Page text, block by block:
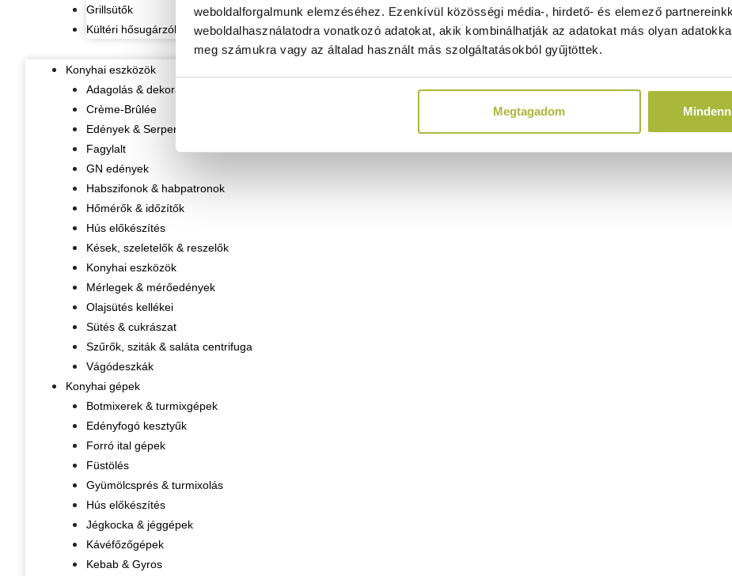
weboldalforgalmunk elemzéséhez. Ezenkívül közösségi média-, hirdető- és elemező
weboldalhasználatodra vonatkozó adatokat, akik kombinálhatják az adatokat más olyan
meg számukra vagy az általad használt más szolgáltatásokból gyűjtöttek.
Megtagadom
Grillsütők
Kültéri hősugárzók
Konyhai eszközök
Adagolás & dekorálás
Crème-Brûlée
Edények & Serpenyők
Fagylalt
GN edények
Habszifonok & habpatronok
Hőmérők & időzítők
Hús előkészítés
Kések, szeletelők & reszelők
Konyhai eszközök
Mérlegek & mérőedények
Olajsütés kellékei
Sütés & cukrászat
Szűrők, sziták & saláta centrifuga
Vágódeszkák
Konyhai gépek
Botmixerek & turmixgépek
Edényfogó kesztyűk
Forró ital gépek
Füstölés
Gyümölcsprés & turmixolás
Hús előkészítés
Jégkocka & jéggépek
Kávéfőzőgépek
Kebab & Gyros